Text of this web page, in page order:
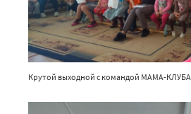
Крутой выходной с командой МАМА-КЛУБА